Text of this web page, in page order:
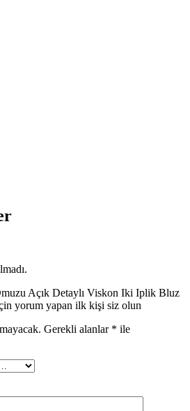
Açık Detaylı Viskon Iki Iplik Bluz
yorum yapan ilk kişi siz olun
Gerekli alanlar * ile